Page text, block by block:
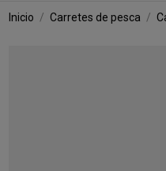
Inicio Carretes de pesca